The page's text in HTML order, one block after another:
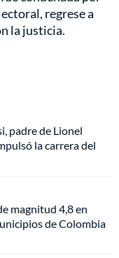
regrese a
la justicia.
padre de Lionel
la carrera del
magnitud 4,8 en
de Colombia